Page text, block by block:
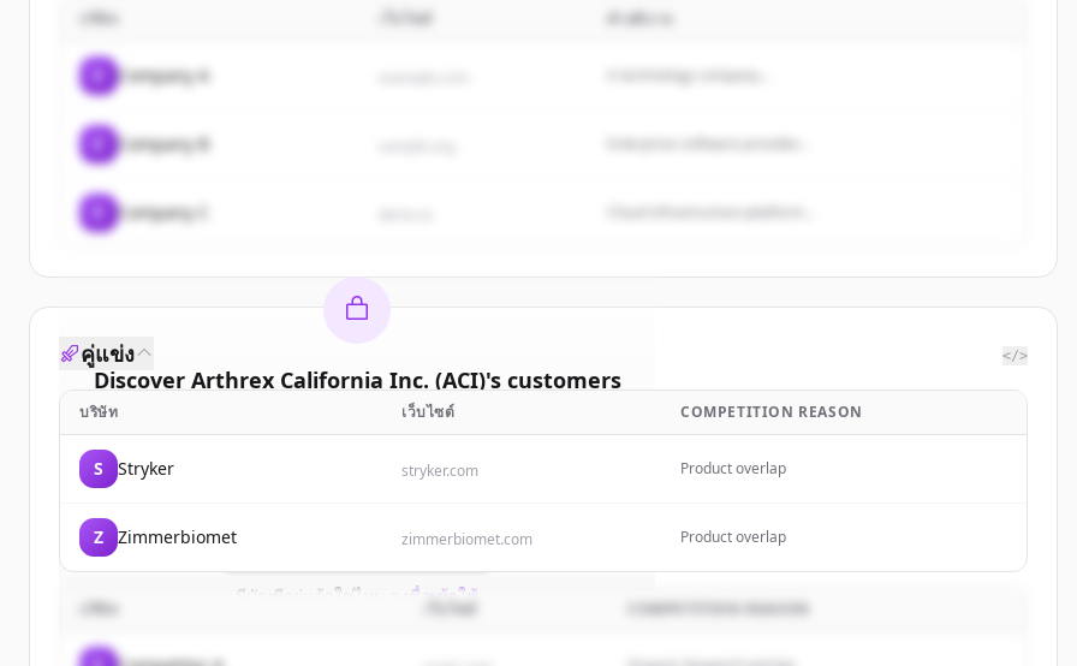
เว็บไซต์ คำอธิบาย
Company A A technology company...
Company B
Company C
Discover Arthrex California Inc. (ACI)'s customers
Sign up for free to view all customersof
New accounts include trial credits to get started.
Create Free Account
มีบัญชีอยู่แล้วใช่ไหม ลงชื่อเข้าใช้
คู่แข่ง </>
บริษัท เว็บไซต์ COMPETITION REASON
S Stryker stryker.com Product overlap
Z Zimmerbiomet zimmerbiomet.com Product overlap
เว็บไซต์ COMPETITION REASON